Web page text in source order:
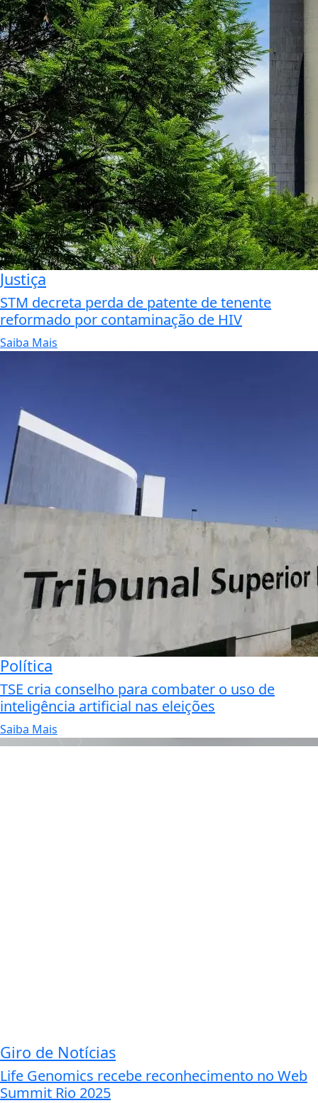
Justiça
STM decreta perda de patente de tenente
reformado por contaminação de HIV
Saiba Mais
Política
TSE cria conselho para combater o uso de
inteligência artificial nas eleições
Saiba Mais
Giro de Notícias
Life Genomics recebe reconhecimento no Web
Summit Rio 2025